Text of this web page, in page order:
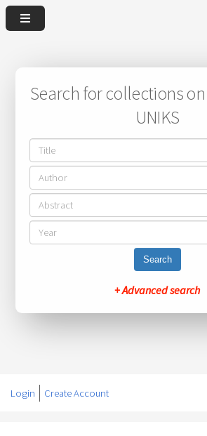
Search for collections
UNIKS
Search
+ Advanced search
Login Create Account